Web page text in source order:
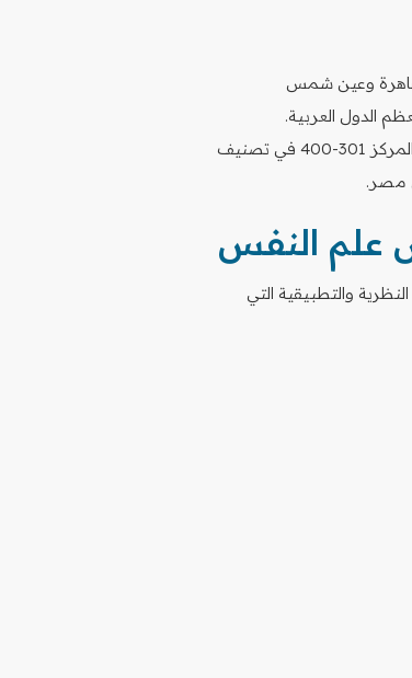
وعين شمس
الدول العربية.
تحقق جامعة القاهرة تصنيفات عالمية متقدمة، حيث تقع في المركز 301-400 في تصنيف
علم النفس
والتطبيقية التي